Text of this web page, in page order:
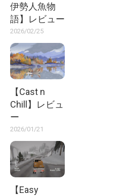
伊勢人魚物
語】レビュー
2026/02/25
【Cast n
Chill】レビュ
ー
2026/01/21
【Easy